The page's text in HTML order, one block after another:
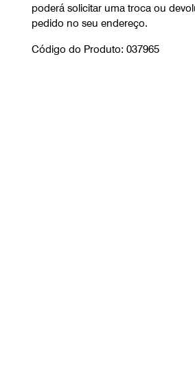
poderá solicitar uma troca ou
pedido no seu endereço.
Código do Produto: 037965